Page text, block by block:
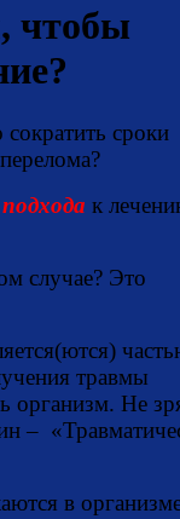
чтобы
сроки
к
случае? Это
травмы
организм. Не
–
в